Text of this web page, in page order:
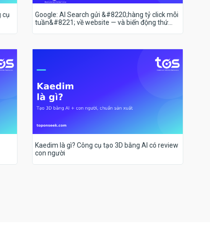
cụ
Google: AI Search gửi &#8220;hàng tỷ click mỗi
tuần&#8221; về website — và biến động thứ
Kaedim là gì? Công cụ tạo 3D bằng AI có review
con người